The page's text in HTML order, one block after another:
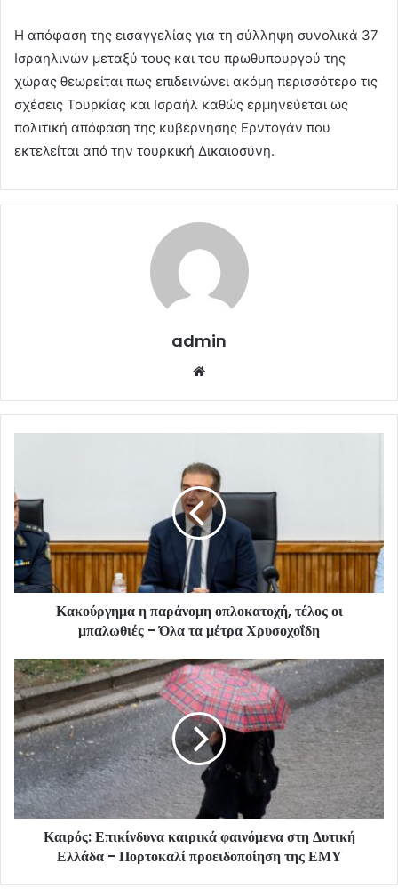
Η απόφαση της εισαγγελίας για τη σύλληψη συνολικά 37
Ισραηλινών μεταξύ τους και του πρωθυπουργού της
χώρας θεωρείται πως επιδεινώνει ακόμη περισσότερο τις
σχέσεις Τουρκίας και Ισραήλ καθώς ερμηνεύεται ως
πολιτική απόφαση της κυβέρνησης Ερντογάν που
εκτελείται από την τουρκική Δικαιοσύνη.
admin
Κακούργημα η παράνομη οπλοκατοχή, τέλος οι
μπαλωθιές - Όλα τα μέτρα Χρυσοχοΐδη
Καιρός: Επικίνδυνα καιρικά φαινόμενα στη Δυτική
Ελλάδα - Πορτοκαλί προειδοποίηση της ΕΜΥ